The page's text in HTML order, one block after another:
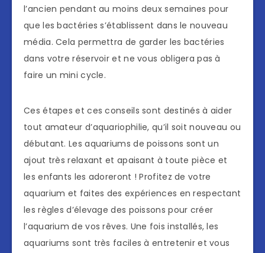
l’ancien pendant au moins deux semaines pour
que les bactéries s’établissent dans le nouveau
média. Cela permettra de garder les bactéries
dans votre réservoir et ne vous obligera pas à
faire un mini cycle.
Ces étapes et ces conseils sont destinés à aider
tout amateur d’aquariophilie, qu’il soit nouveau ou
débutant. Les aquariums de poissons sont un
ajout très relaxant et apaisant à toute pièce et
les enfants les adoreront ! Profitez de votre
aquarium et faites des expériences en respectant
les règles d’élevage des poissons pour créer
l’aquarium de vos rêves. Une fois installés, les
aquariums sont très faciles à entretenir et vous